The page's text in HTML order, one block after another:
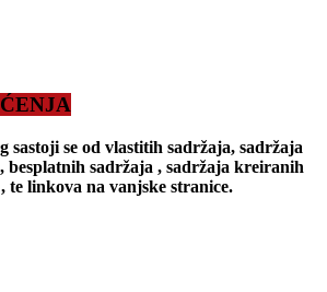
sastoji se od vlastitih sadržaja, sadržaja
besplatnih sadržaja , sadržaja kreiranih
te linkova na vanjske stranice.